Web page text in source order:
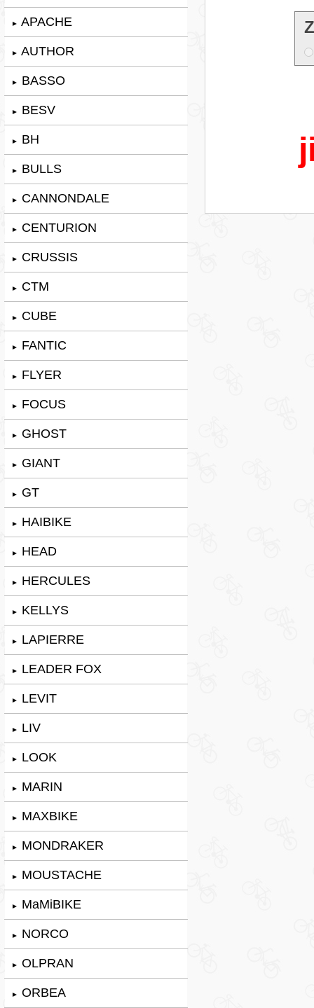
► APACHE
► AUTHOR
► BASSO
► BESV
► BH
► BULLS
► CANNONDALE
► CENTURION
► CRUSSIS
► CTM
► CUBE
► FANTIC
► FLYER
► FOCUS
► GHOST
► GIANT
► GT
► HAIBIKE
► HEAD
► HERCULES
► KELLYS
► LAPIERRE
► LEADER FOX
► LEVIT
► LIV
► LOOK
► MARIN
► MAXBIKE
► MONDRAKER
► MOUSTACHE
► MaMiBIKE
► NORCO
► OLPRAN
► ORBEA